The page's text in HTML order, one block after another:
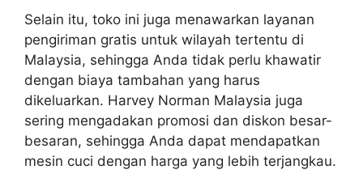
Selain itu, toko ini juga menawarkan layanan
pengiriman gratis untuk wilayah tertentu di
Malaysia, sehingga Anda tidak perlu khawatir
dengan biaya tambahan yang harus
dikeluarkan. Harvey Norman Malaysia juga
sering mengadakan promosi dan diskon besar-
besaran, sehingga Anda dapat mendapatkan
mesin cuci dengan harga yang lebih terjangkau.